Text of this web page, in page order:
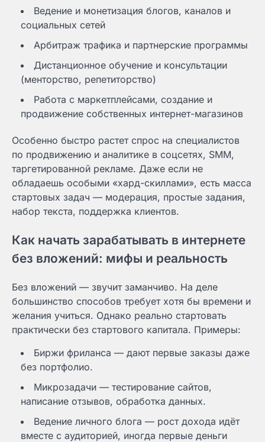
Ведение и монетизация блогов, каналов и
социальных сетей
Арбитраж трафика и партнерские программы
Дистанционное обучение и консультации
(менторство, репетиторство)
Работа с маркетплейсами, создание и
продвижение собственных интернет-магазинов
Особенно быстро растет спрос на специалистов
по продвижению и аналитике в соцсетях, SMM,
таргетированной рекламе. Даже если не
обладаешь особыми «хард-скиллами», есть масса
стартовых задач — модерация, простые задания,
набор текста, поддержка клиентов.
Как начать зарабатывать в интернете
без вложений: мифы и реальность
Без вложений — звучит заманчиво. На деле
большинство способов требует хотя бы времени и
желания учиться. Однако реально стартовать
практически без стартового капитала. Примеры:
Биржи фриланса — дают первые заказы даже
без портфолио.
Микрозадачи — тестирование сайтов,
написание отзывов, обработка данных.
Ведение личного блога — рост дохода идёт
вместе с аудиторией, иногда первые деньги